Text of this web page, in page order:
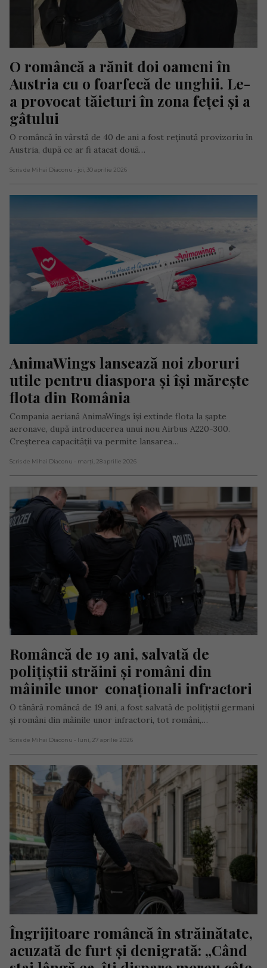
O româncă a rănit doi oameni în
Austria cu o foarfecă de unghii. Le-
a provocat tăieturi în zona feței și a
gâtului
O româncă în vârstă de 40 de ani a fost reținută provizoriu în
Austria, după ce ar fi atacat două…
Scris de Mihai Diaconu - joi, 30 aprilie 2026
AnimaWings lansează noi zboruri
utile pentru diaspora și își mărește
flota din România
Compania aeriană AnimaWings își extinde flota la șapte
aeronave, după introducerea unui nou Airbus A220-300.
Creșterea capacității va permite lansarea…
Scris de Mihai Diaconu - marți, 28 aprilie 2026
Româncă de 19 ani, salvată de
polițiștii străini și români din
mâinile unor  conaționali infractori
O tânără româncă de 19 ani, a fost salvată de polițiștii germani
și români din mâinile unor infractori, tot români,…
Scris de Mihai Diaconu - luni, 27 aprilie 2026
Îngrijitoare româncă în străinătate,
acuzată de furt și denigrată: „Când